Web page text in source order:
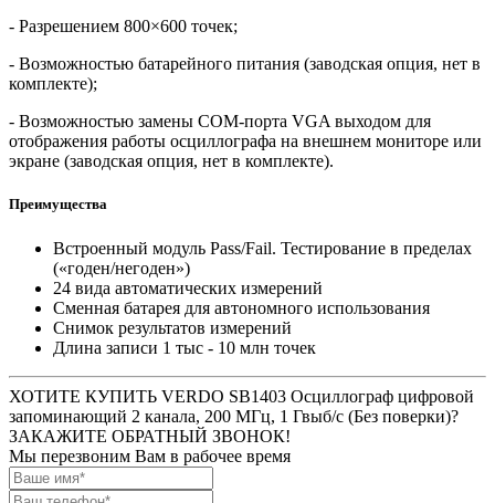
- Разрешением 800×600 точек;
- Возможностью батарейного питания (заводская опция, нет в
комплекте);
- Возможностью замены COM-порта VGA выходом для
отображения работы осциллографа на внешнем мониторе или
экране (заводская опция, нет в комплекте).
Преимущества
Встроенный модуль Pass/Fail. Тестирование в пределах
(«годен/негоден»)
24 вида автоматических измерений
Сменная батарея для автономного использования
Снимок результатов измерений
Длина записи 1 тыс - 10 млн точек
ХОТИТЕ КУПИТЬ VERDO SB1403 Осциллограф цифровой
запоминающий 2 канала, 200 МГц, 1 Гвыб/с (Без поверки)?
ЗАКАЖИТЕ ОБРАТНЫЙ ЗВОНОК!
Мы перезвоним Вам в рабочее время